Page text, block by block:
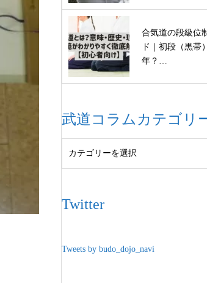
合気道の段級位
ド｜初段（黒帯
年？…
武道コラムカテゴリ
Twitter
Tweets by budo_dojo_navi